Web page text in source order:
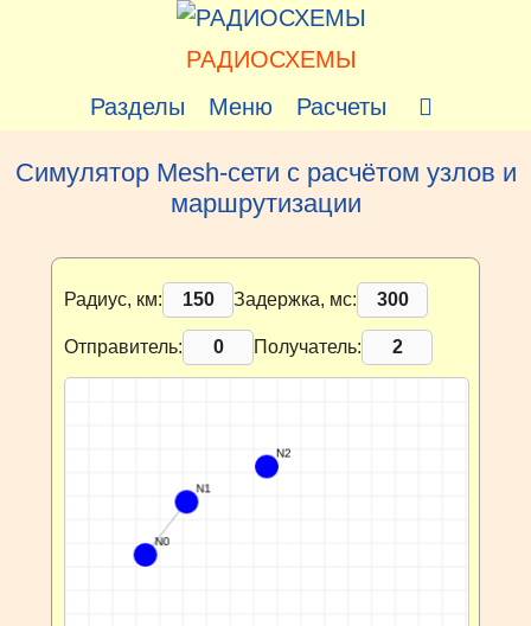
РАДИОСХЕМЫ
Разделы
Меню Расчеты
Симулятор Mesh-сети с расчётом узлов и
маршрутизации
Радиус, км: Задержка, мс:
Отправитель: Получатель: